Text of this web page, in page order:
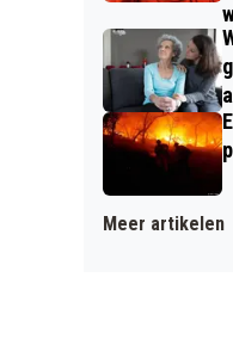
Meer artikelen